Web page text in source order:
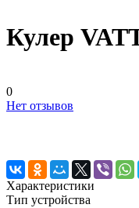
Кулер
0
Нет отзывов
Характеристики
Тип устройства